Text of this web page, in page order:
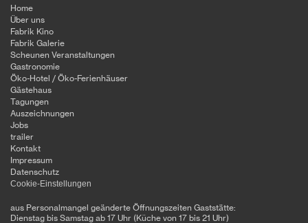
Home
Über uns
Fabrik Kino
Fabrik Galerie
Scheunen Veranstaltungen
Gastronomie
Öko-Hotel / Öko-Ferienhäuser
Gästehaus
Tagungen
Auszeichnungen
Jobs
trailer
Kontakt
Impressum
Datenschutz
Cookie-Einstellungen
aus Personalmangel geänderte Öffnungszeiten Gaststätte:
Dienstag bis Samstag ab 17 Uhr (Küche von 17 bis 21 Uhr)